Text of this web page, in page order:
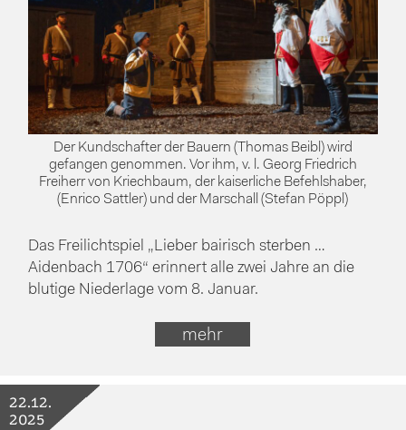
Der Kundschafter der Bauern (Thomas Beibl) wird
gefangen genommen. Vor ihm, v. l. Georg Friedrich
Freiherr von Kriechbaum, der kaiserliche Befehlshaber,
(Enrico Sattler) und der Marschall (Stefan Pöppl)
Das Freilichtspiel „Lieber bairisch sterben …
Aidenbach 1706“ erinnert alle zwei Jahre an die
blutige Niederlage vom 8. Januar.
mehr
22.12.
2025